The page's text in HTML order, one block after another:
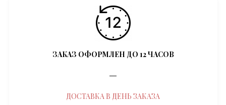
ЗАКАЗ ОФОРМЛЕН ДО 12 ЧАСОВ
―
ДОСТАВКА В ДЕНЬ ЗАКАЗА